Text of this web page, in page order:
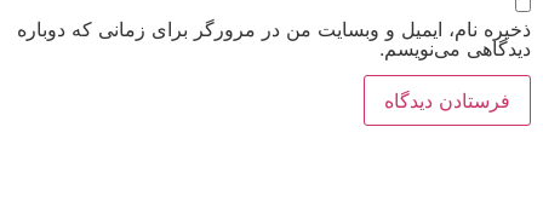
ذخیره نام، ایمیل و وبسایت من در مرورگر برای زمانی که دوباره
دیدگاهی می‌نویسم.